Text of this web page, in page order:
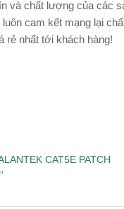
và chất lượng của các
cam kết mạng lại
rẻ nhất tới khách hàng!
CAT5E PATCH